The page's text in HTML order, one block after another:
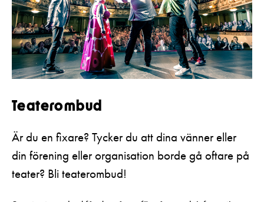
Teater­ombud
Är du en fixare? Tycker du att dina vänner eller
din förening eller organisation borde gå oftare på
teater? Bli teaterombud!